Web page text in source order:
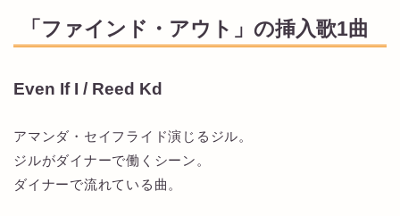
「ファインド・アウト」の挿入歌1曲
Even If I / Reed Kd
アマンダ・セイフライド演じるジル。
ジルがダイナーで働くシーン。
ダイナーで流れている曲。